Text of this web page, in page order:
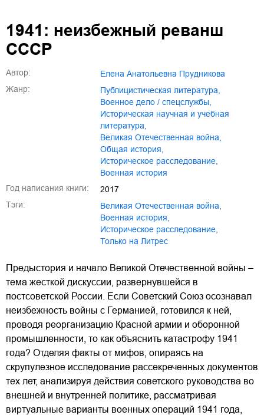
1941: неизбежный реванш
СССР
Автор:
Елена Анатольевна Прудникова
Жанр:
публицистическая литература
военное дело / спецслужбы
историческая научная и учебная
литература
Великая Отечественная война
общая история
историческое расследование
военная история
Год написания книги:
2017
Тэги:
Великая Отечественная война
военная история
историческое расследование
только на Литрес
Предыстория и начало Великой Отечественной войны –
тема жесткой дискуссии, развернувшейся в
постсоветской России. Если Советский Союз осознавал
неизбежность войны с Германией, готовился к ней,
проводя реорганизацию Красной армии и оборонной
промышленности, то как объяснить катастрофу 1941
года? Отделяя факты от мифов, опираясь на
скрупулезное исследование рассекреченных документов
тех лет, анализируя действия советского руководства во
внешней и внутренней политике, рассматривая
виртуальные варианты военных операций 1941 года,